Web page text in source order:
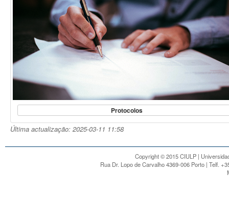
Protocolos
Última actualização: 2025-03-11 11:58
Copyright © 2015 CIULP |
Rua Dr. Lopo de Carvalho 4369-006 Porto | Telf.